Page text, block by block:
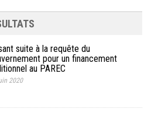
suite à la requête du
pour un financement
au PAREC
2020